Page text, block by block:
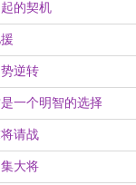
的契机
逆转
一个明智的选择
请战
大将